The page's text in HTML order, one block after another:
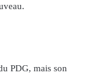
PDG, mais son